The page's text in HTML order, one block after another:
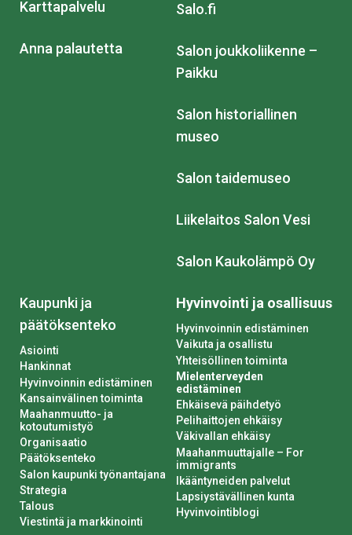
Karttapalvelu
Anna palautetta
Salo.fi
Salon joukkoliikenne –
Paikku
Salon historiallinen
museo
Salon taidemuseo
Liikelaitos Salon Vesi
Salon Kaukolämpö Oy
Kaupunki ja
päätöksenteko
Asiointi
Hankinnat
Hyvinvoinnin edistäminen
Kansainvälinen toiminta
Maahanmuutto- ja
kotoutumistyö
Organisaatio
Päätöksenteko
Salon kaupunki työnantajana
Strategia
Talous
Viestintä ja markkinointi
Hyvinvointi ja osallisuus
Hyvinvoinnin edistäminen
Vaikuta ja osallistu
Yhteisöllinen toiminta
Mielenterveyden
edistäminen
Ehkäisevä päihdetyö
Pelihaittojen ehkäisy
Väkivallan ehkäisy
Maahanmuuttajalle – For
immigrants
Ikääntyneiden palvelut
Lapsiystävällinen kunta
Hyvinvointiblogi